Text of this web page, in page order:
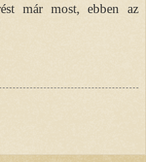
már most, ebben az